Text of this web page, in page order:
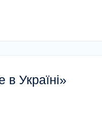
в Україні»